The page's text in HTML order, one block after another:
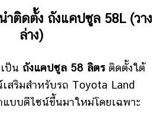
ติดตั้ง ถังแคปซูล 58L (วาง
ล่าง)
ป็น ถังแคปซูล 58 ลิตร ติดตั้งใต้
สริมสำหรับรถ Toyota Land
แบบดีไซน์ขึ้นมาใหม่โดยเฉพาะ